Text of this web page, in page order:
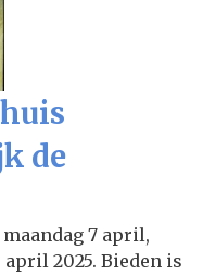
de
7 april,
2025. Bieden is